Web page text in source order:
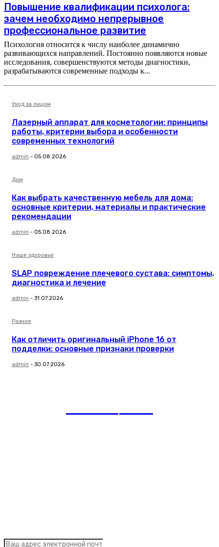
Повышение квалификации психолога:
зачем необходимо непрерывное
профессиональное развитие
Психология относится к числу наиболее динамично
развивающихся направлений. Постоянно появляются новые
исследования, совершенствуются методы диагностики,
разрабатываются современные подходы к...
Уход за лицом
Лазерный аппарат для косметологии: принципы
работы, критерии выбора и особенности
современных технологий
admin - 05.08.2026
Дом
Как выбрать качественную мебель для дома:
основные критерии, материалы и практические
рекомендации
admin - 05.08.2026
Наше здоровье
SLAP повреждение плечевого сустава: симптомы,
диагностика и лечение
admin - 31.07.2026
Разное
Как отличить оригинальный iPhone 16 от
подделки: основные признаки проверки
admin - 30.07.2026